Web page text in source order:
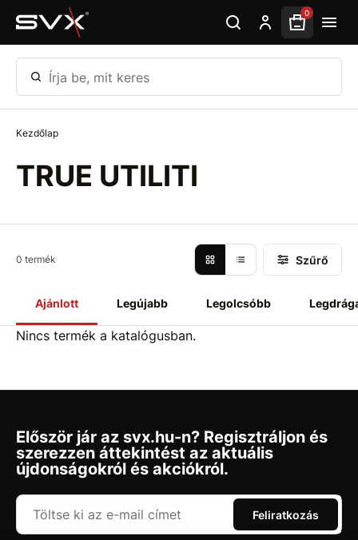
Ugrás az oldal fő részéhez 0
Írja be, mit keres
Kezdőlap
TRUE UTILITI
Ajánlott Legújabb Legolcsóbb
0 termék Szűrő
Nincs termék a katalógusban.
Először jár az svx.hu-n? Regisztráljon és
szerezzen áttekintést az aktuális
újdonságokról és akciókról.
Feliratkozás